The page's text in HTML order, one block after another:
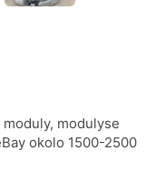
modulyse
okolo 1500-2500